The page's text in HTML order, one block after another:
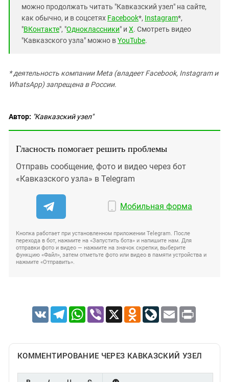
можно продолжать читать "Кавказский узел" на сайте,
как обычно, и в соцсетях Facebook*, Instagram*,
"ВКонтакте", "Одноклассники" и X. Смотреть видео
"Кавказского узла" можно вYouTube.
* деятельность компании Meta (владеет Facebook, Instagram и
WhatsApp) запрещена в России.
Автор: "Кавказский узел"
Гласность помогает решить проблемы
Отправь сообщение, фото и видео через бот
«Кавказского узла» в Telegram
Мобильная форма
Кнопка работает при установленном приложении Telegram. После
перехода в бот, нажмите на «Запустить бота» и напишите нам. Для
отправки фото и видео — нажмите на значок скрепки, выберите
функцию «Файл», затем отметьте фото или видео в памяти устройства и
нажмите «Отправить».
VK TelegramWhatsApp
Viber X Odnoklassniki
LiveJournal
Email Print
КОММЕНТИРОВАНИЕ ЧЕРЕЗ КАВКАЗСКИЙ УЗЕЛ